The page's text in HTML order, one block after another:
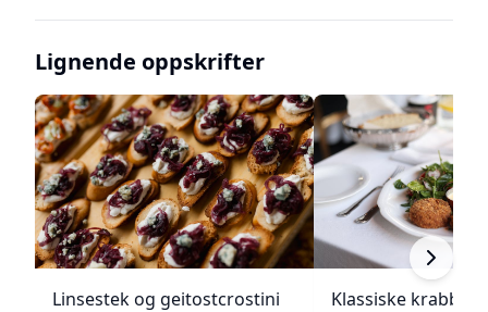
Lignende oppskrifter
Linsestek og geitostcrostini
Klassiske